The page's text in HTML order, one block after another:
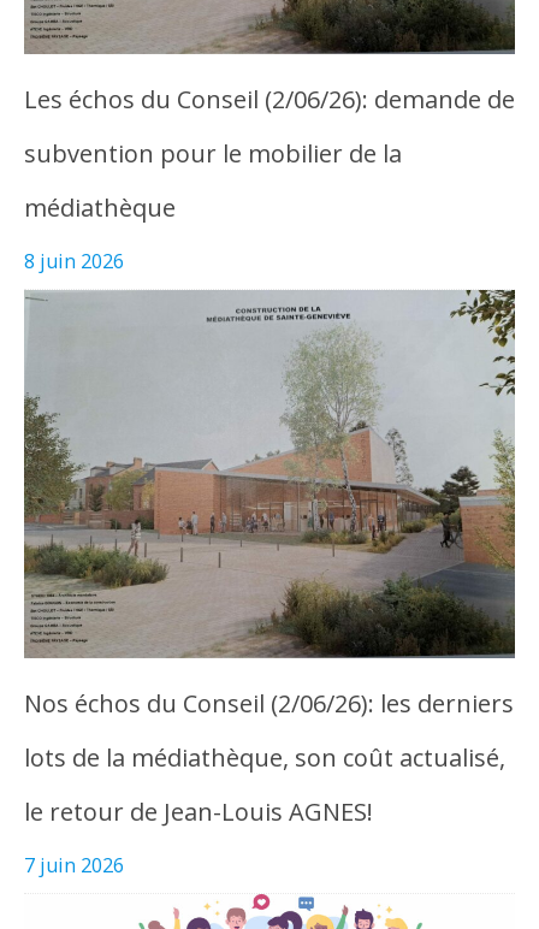
Les échos du Conseil (2/06/26): demande de
subvention pour le mobilier de la
médiathèque
8 juin 2026
Nos échos du Conseil (2/06/26): les derniers
lots de la médiathèque, son coût actualisé,
le retour de Jean-Louis AGNES!
7 juin 2026